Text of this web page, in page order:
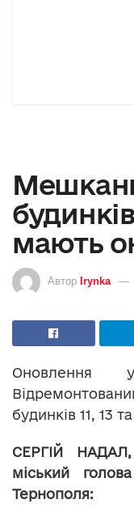
мають
Автор Irynka
Оновлення
будинків 11, 13
СЕРГІЙ НАДАЛ,
міський голова
Тернополя: